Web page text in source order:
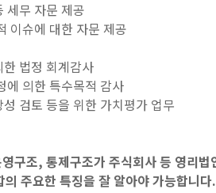
세무 자문 제공
이슈에 대한 자문 제공
법정 회계감사
에 의한 특수목적 감사
검토 등을 위한 가치평가 업무
구조, 통제구조가 주식회사 등 영리
주요한 특징을 잘 알아야 가능합니